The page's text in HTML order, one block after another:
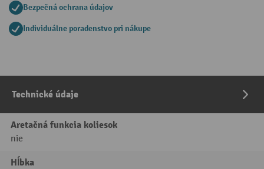
Bezpečná ochrana údajov
Individuálne poradenstvo pri nákupe
Technické údaje
Aretačná funkcia koliesok
nie
Hĺbka